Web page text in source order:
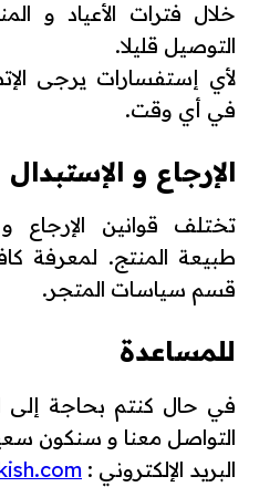
خلال فترات الأعياد و
التوصيل قليلا.
لأي إستفسارات يرجى
في أي وقت.
الإرجاع و الإستبدال
تختلف قوانين
طبيعة المنتج. لمعرفة
قسم سياسات المتجر.
للمساعدة
في حال كنتم بحاجة إلى
التواصل معنا و سنكون
البريد الإلكتروني :